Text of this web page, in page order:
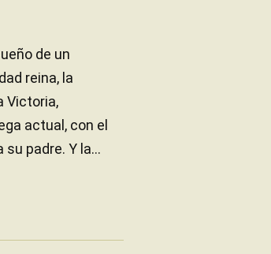
de un
reina, la
Victoria,
actual, con el
padre. Y la...